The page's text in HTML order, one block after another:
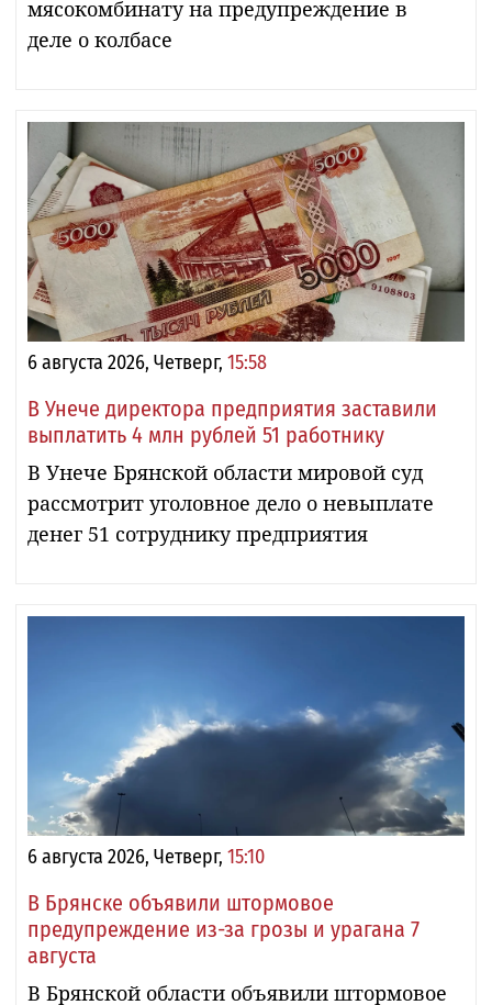
мясокомбинату на предупреждение в
деле о колбасе
6 августа 2026, Четверг, 15:58
В Унече директора предприятия заставили
выплатить 4 млн рублей 51 работнику
В Унече Брянской области мировой суд
рассмотрит уголовное дело о невыплате
денег 51 сотруднику предприятия
6 августа 2026, Четверг, 15:10
В Брянске объявили штормовое
предупреждение из-за грозы и урагана 7
августа
В Брянской области объявили штормовое